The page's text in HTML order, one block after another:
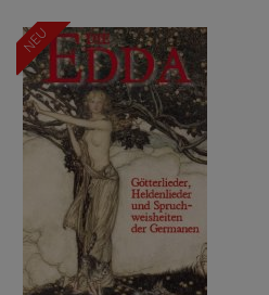
NEU